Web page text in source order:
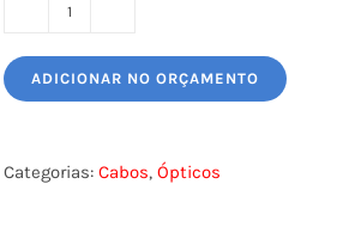
ÓPTICO
ADICIONAR NO ORÇAMENTO
Categorias: Cabos, Ópticos